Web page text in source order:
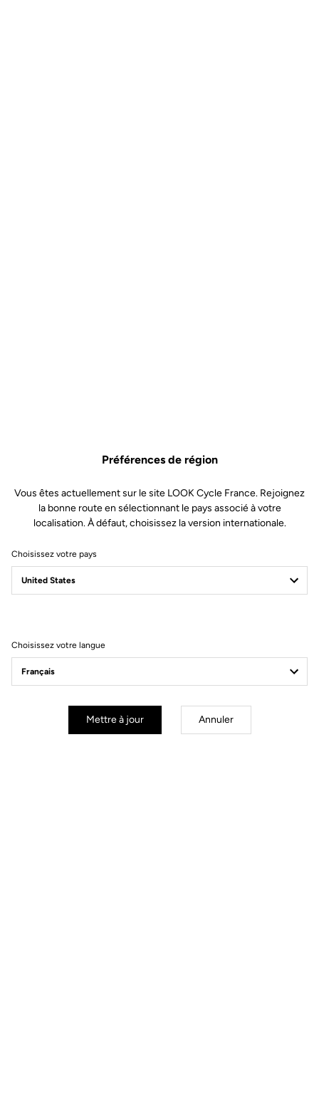
CHARTE DE
PROTECTION
COOKIES
Préférences de région
Vous êtes actuellement sur le site LOOK Cycle France. Rejoignez
la bonne route en sélectionnant le pays associé à votre
localisation. À défaut, choisissez la version internationale.
Choisissez votre pays
Choisissez votre langue
Mettre à jour Annuler